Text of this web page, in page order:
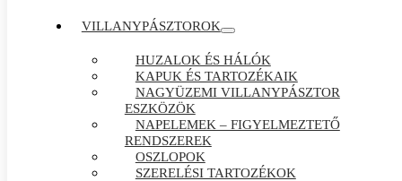
VILLANYPÁSZTOROK
HUZALOK ÉS HÁLÓK
KAPUK ÉS TARTOZÉKAIK
NAGYÜZEMI VILLANYPÁSZTOR
ESZKÖZÖK
NAPELEMEK – FIGYELMEZTETŐ
RENDSZEREK
OSZLOPOK
SZERELÉSI TARTOZÉKOK